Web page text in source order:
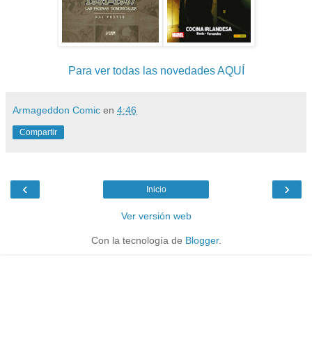
Para ver todas las novedades AQUÍ
Armageddon Comic en 4:46
Compartir
‹ ›
Inicio
Ver versión web
Con la tecnología de Blogger.